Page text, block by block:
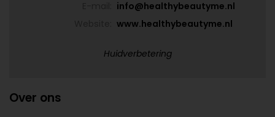
info@healthybeautyme.nl
www.healthybeautyme.nl
Huidverbetering
Over ons